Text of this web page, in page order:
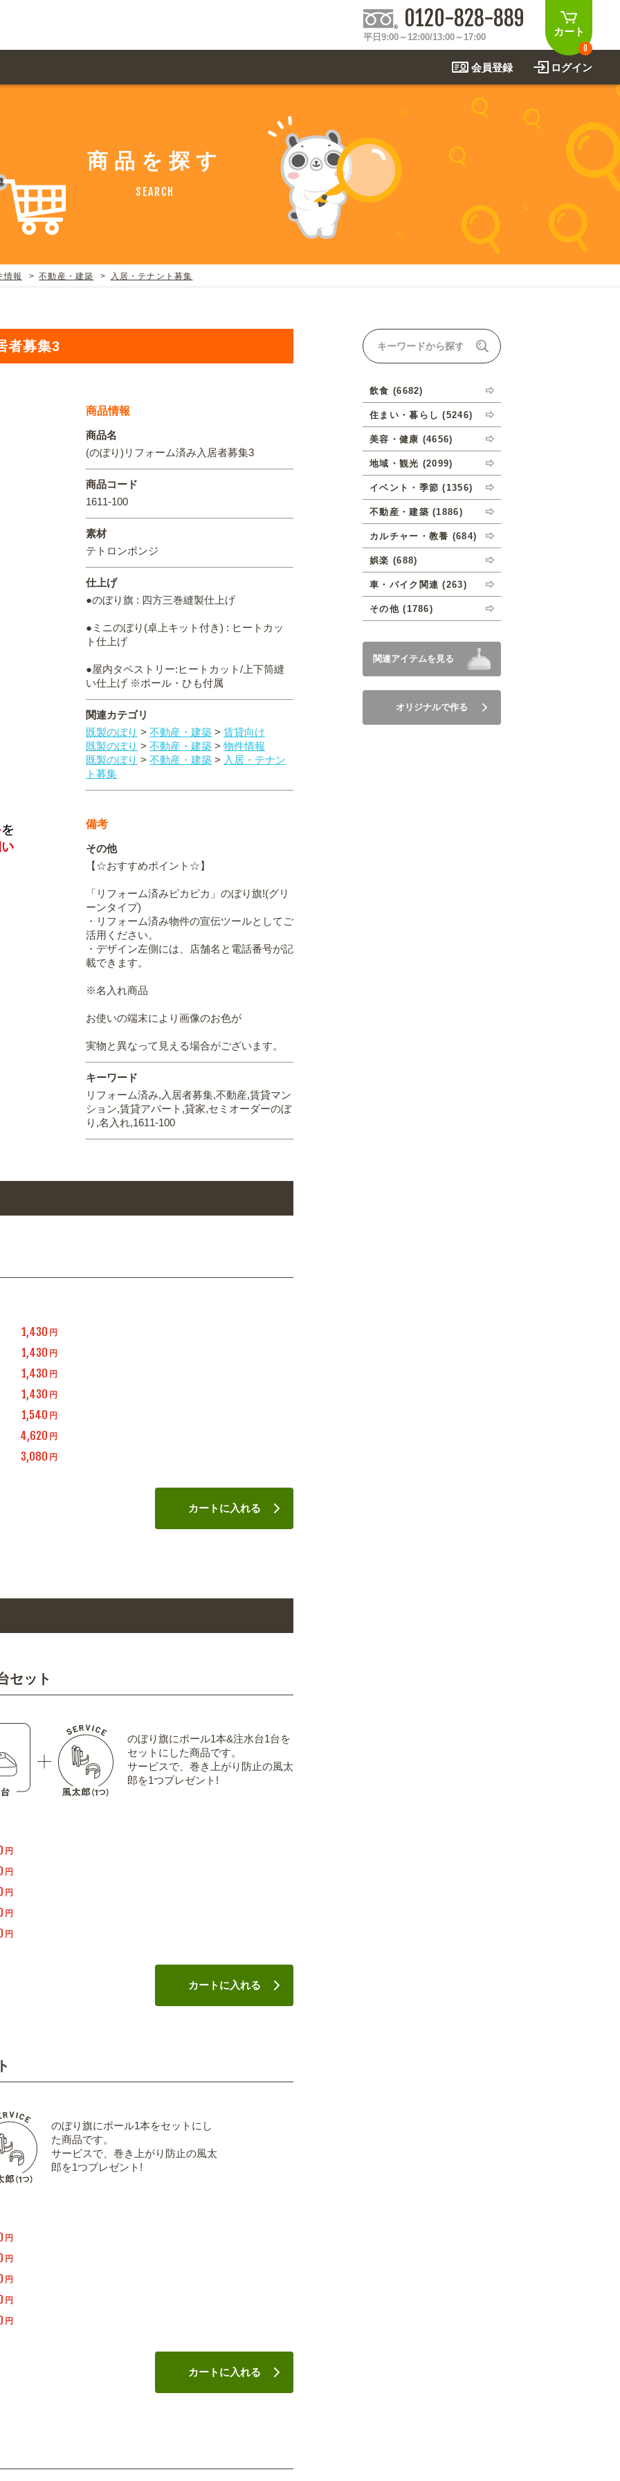
カート
0
0120-828-889
平日9:00～12:00/13:00～17:00
ログイン
会員登録
住まい・暮らし
・健康 地域・観光
ト・季節
ー・教養 娯楽
関連アイテムを見る
オリジナルオーダーについて
い商品一覧
イン商品注文方法
ルオーダー注文方法
お届け納期と配送方法
ついて
の声
る質問
オリジナルオーダー制作事例
商品を探す
SEARCH
情報 不動産・建築 入居・テナント募集
者募集3
商品情報
商品名
(のぼり)リフォーム済み入居者募集3
商品コード
1611-100
素材
テトロンポンジ
仕上げ
●のぼり旗 : 四方三巻縫製仕上げ
●ミニのぼり(卓上キット付き) : ヒートカッ
ト仕上げ
●屋内タペストリー:ヒートカット/上下筒縫
い仕上げ ※ポール・ひも付属
関連カテゴリ
既製のぼり > 不動産・建築 > 賃貸向け
既製のぼり > 不動産・建築 > 物件情報
既製のぼり > 不動産・建築 > 入居・テナン
ト募集
備考
その他
【☆おすすめポイント☆】
「リフォーム済みピカピカ」のぼり旗!(グリ
ーンタイプ)
・リフォーム済み物件の宣伝ツールとしてご
活用ください。
・デザイン左側には、店舗名と電話番号が記
載できます。
※名入れ商品
お使いの端末により画像のお色が
実物と異なって見える場合がございます。
キーワード
リフォーム済み,入居者募集,不動産,賃貸マン
ション,賃貸アパート,貸家,セミオーダーのぼ
り,名入れ,1611-100
1,430 円
1,430 円
1,430 円
1,430 円
1,540 円
4,620 円
3,080 円
カートに入れる
セット
のぼり旗にポール1本&注水台1台を
セットにした商品です。
サービスで、巻き上がり防止の風太
郎を1つプレゼント!
円
円
円
円
円
カートに入れる
のぼり旗にポール1本をセットにし
た商品です。
サービスで、巻き上がり防止の風太
郎を1つプレゼント!
円
円
円
円
円
カートに入れる
飲食 (6682)
住まい・暮らし (5246)
美容・健康 (4656)
地域・観光 (2099)
イベント・季節 (1356)
不動産・建築 (1886)
カルチャー・教養 (684)
娯楽 (688)
車・バイク関連 (263)
その他 (1786)
関連アイテムを見る
オリジナルで作る